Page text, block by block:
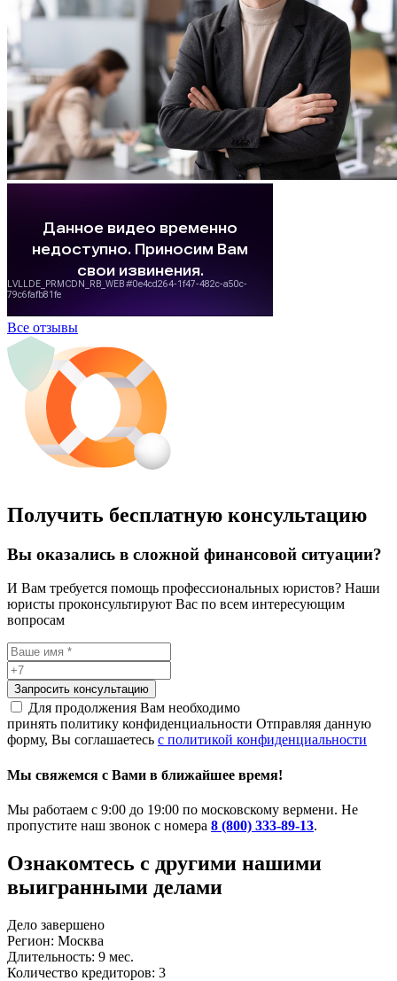
Все отзывы
Получить бесплатную консультацию
Вы оказались в сложной финансовой ситуации?
И Вам требуется помощь профессиональных юристов? Наши
юристы проконсультируют Вас по всем интересующим
вопросам
Запросить консультацию
Для продолжения Вам необходимо
принять политику конфиденциальности Отправляя данную
форму, Вы соглашаетесь с политикой конфиденциальности
Мы свяжемся с Вами в ближайшее время!
Мы работаем с 9:00 до 19:00 по московскому вермени. Не
пропустите наш звонок с номера 8 (800) 333-89-13.
Ознакомтесь c другими нашими
выигранными делами
Дело завершено
Регион: Москва
Длительность: 9 мес.
Количество кредиторов: 3